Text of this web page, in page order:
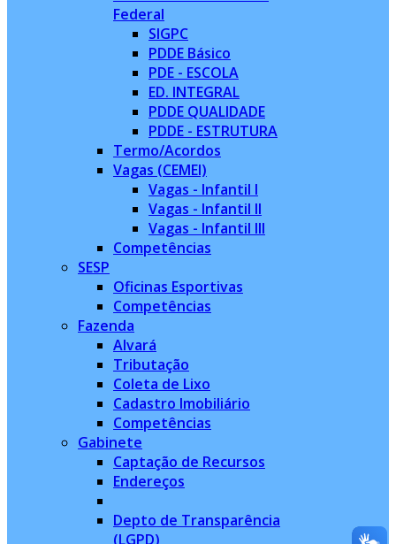
Federal
SIGPC
PDDE Básico
PDE - ESCOLA
ED. INTEGRAL
PDDE QUALIDADE
PDDE - ESTRUTURA
Termo/Acordos
Vagas (CEMEI)
Vagas - Infantil I
Vagas - Infantil II
Vagas - Infantil III
Competências
SESP
Oficinas Esportivas
Competências
Fazenda
Alvará
Tributação
Coleta de Lixo
Cadastro Imobiliário
Competências
Gabinete
Captação de Recursos
Endereços
Depto de Transparência
(LGPD)